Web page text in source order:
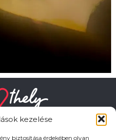
kezelése
biztosítása érdekében olyan